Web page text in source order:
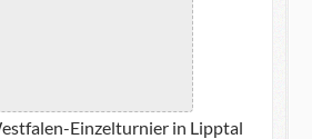
Einzelturnier in Lipptal